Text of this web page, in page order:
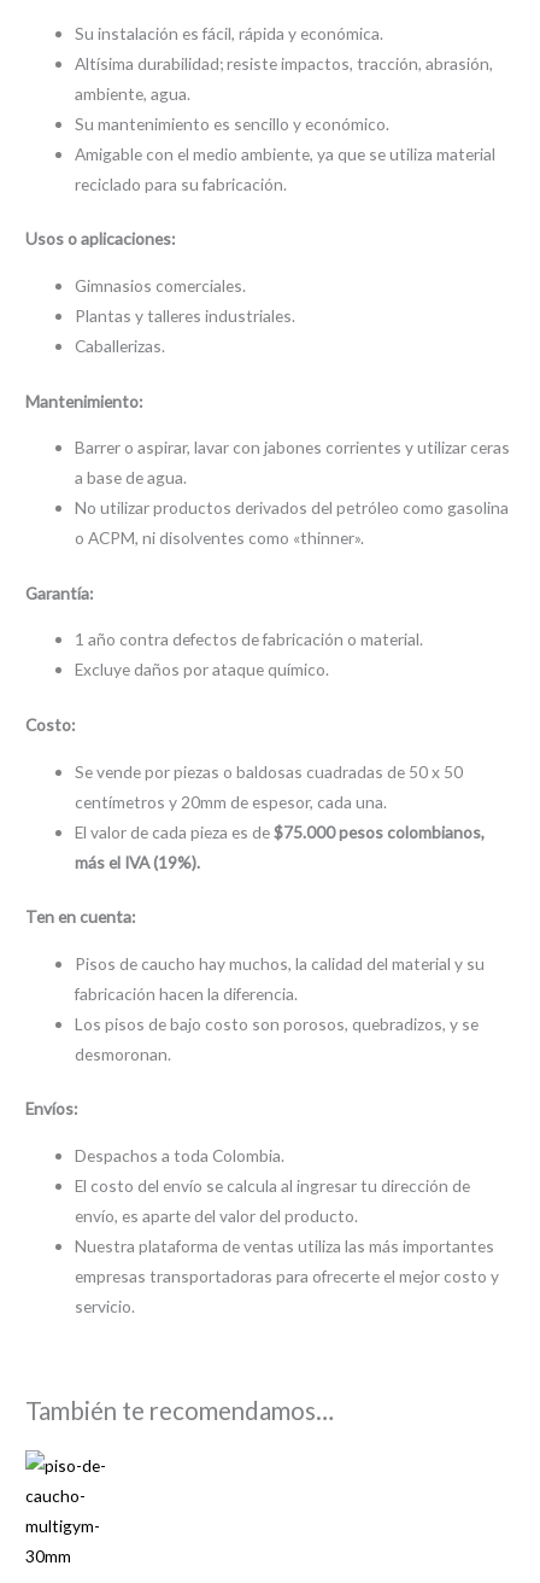
Su instalación es fácil, rápida y económica.
Altísima durabilidad; resiste impactos, tracción, abrasión,
ambiente, agua.
Su mantenimiento es sencillo y económico.
Amigable con el medio ambiente, ya que se utiliza material
reciclado para su fabricación.
Usos o aplicaciones:
Gimnasios comerciales.
Plantas y talleres industriales.
Caballerizas.
Mantenimiento:
Barrer o aspirar, lavar con jabones corrientes y utilizar ceras
a base de agua.
No utilizar productos derivados del petróleo como gasolina
o ACPM, ni disolventes como «thinner».
Garantía:
1 año contra defectos de fabricación o material.
Excluye daños por ataque químico.
Costo:
Se vende por piezas o baldosas cuadradas de 50 x 50
centímetros y 20mm de espesor, cada una.
El valor de cada pieza es de$75.000 pesos colombianos,
más el IVA (19%).
Ten en cuenta:
Pisos de caucho hay muchos, la calidad del material y su
fabricación hacen la diferencia.
Los pisos de bajo costo son porosos, quebradizos, y se
desmoronan.
Envíos:
Despachos a toda Colombia.
El costo del envío se calcula al ingresar tu dirección de
envío, es aparte del valor del producto.
Nuestra plataforma de ventas utiliza las más importantes
empresas transportadoras para ofrecerte el mejor costo y
servicio.
También te recomendamos…